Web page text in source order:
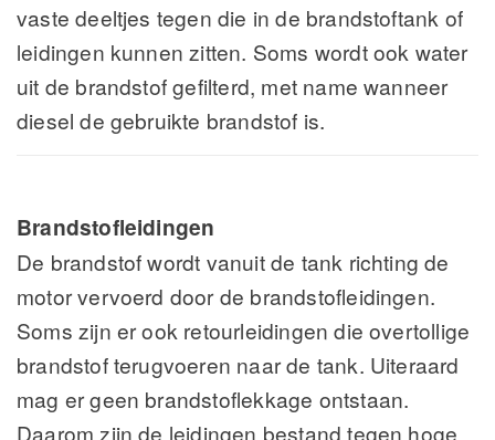
vaste deeltjes tegen die in de brandstoftank of
leidingen kunnen zitten. Soms wordt ook water
uit de brandstof gefilterd, met name wanneer
diesel de gebruikte brandstof is.
Brandstofleidingen
De brandstof wordt vanuit de tank richting de
motor vervoerd door de brandstofleidingen.
Soms zijn er ook retourleidingen die overtollige
brandstof terugvoeren naar de tank. Uiteraard
mag er geen brandstoflekkage ontstaan.
Daarom zijn de leidingen bestand tegen hoge